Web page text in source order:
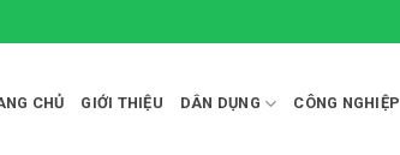
CHỦ GIỚI THIỆU DÂN DỤNG CÔNG NGHIỆP